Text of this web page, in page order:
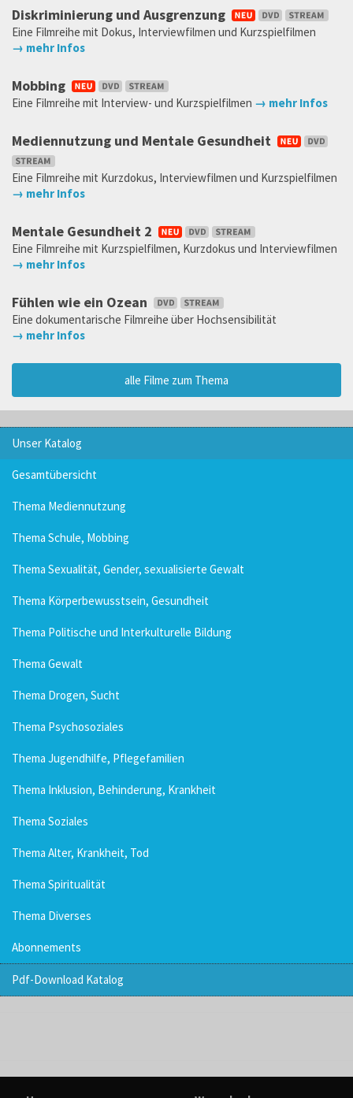
Diskriminierung und Ausgrenzung
Eine Filmreihe mit Dokus, Interviewfilmen und Kurzspielfilmen
→ mehr Infos
Mobbing
Eine Filmreihe mit Interview- und Kurzspielfilmen → mehr Infos
Mediennutzung und Mentale Gesundheit
Eine Filmreihe mit Kurzdokus, Interviewfilmen und Kurzspielfilmen
→ mehr Infos
Mentale Gesundheit 2
Eine Filmreihe mit Kurzspielfilmen, Kurzdokus und Interviewfilmen
→ mehr Infos
Fühlen wie ein Ozean
Eine dokumentarische Filmreihe über Hochsensibilität
→ mehr Infos
alle Filme zum Thema
Unser Katalog
Gesamtübersicht
Thema Mediennutzung
Thema Schule, Mobbing
Thema Sexualität, Gender, sexualisierte Gewalt
Thema Körperbewusstsein, Gesundheit
Thema Politische und Interkulturelle Bildung
Thema Gewalt
Thema Drogen, Sucht
Thema Psychosoziales
Thema Jugendhilfe, Pflegefamilien
Thema Inklusion, Behinderung, Krankheit
Thema Soziales
Thema Alter, Krankheit, Tod
Thema Spiritualität
Thema Diverses
Abonnements
Pdf-Download Katalog